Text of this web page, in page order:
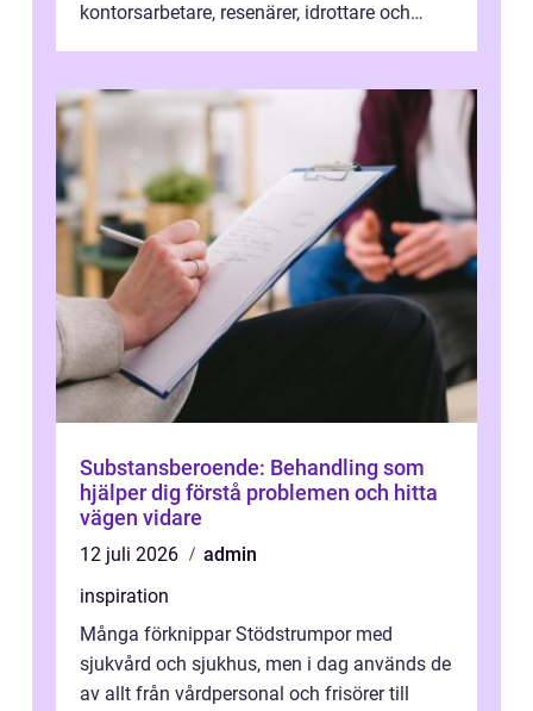
kontorsarbetare, resenärer, idrottare och
Substansberoende: Behandling som
hjälper dig förstå problemen och hitta
vägen vidare
12 juli 2026
admin
inspiration
Många förknippar Stödstrumpor med
sjukvård och sjukhus, men i dag används de
av allt från vårdpersonal och frisörer till